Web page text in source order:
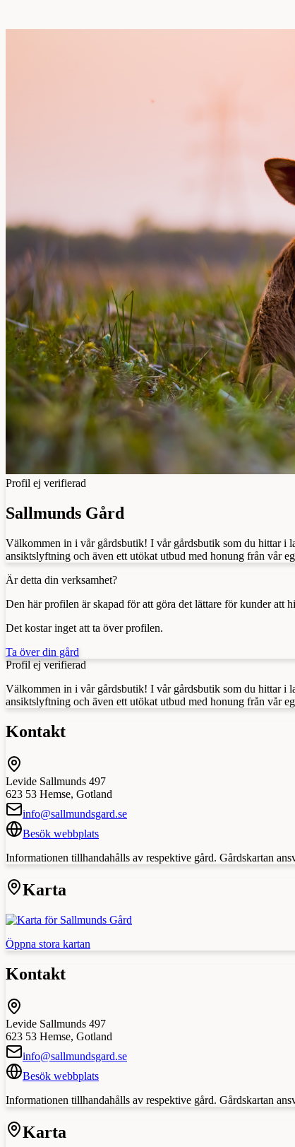
Profil ej verifierad
Sallmunds Gård
Välkommen in i vår gårdsbutik! I vår gårdsbutik som du hittar i
ansiktslyftning och även ett utökat utbud med honung från vår
Är detta din verksamhet?
Den här profilen är skapad för att göra det lättare för kunder att
Det kostar inget att ta över profilen.
Ta över din gård
Profil ej verifierad
Välkommen in i vår gårdsbutik! I vår gårdsbutik som du hittar i
ansiktslyftning och även ett utökat utbud med honung från vår
Kontakt
Levide Sallmunds 497
623 53 Hemse, Gotland
info@sallmundsgard.se
Besök webbplats
Informationen tillhandahålls av respektive gård. Gårdskartan
Karta
Öppna stora kartan
Kontakt
Levide Sallmunds 497
623 53 Hemse, Gotland
info@sallmundsgard.se
Besök webbplats
Informationen tillhandahålls av respektive gård. Gårdskartan
Karta